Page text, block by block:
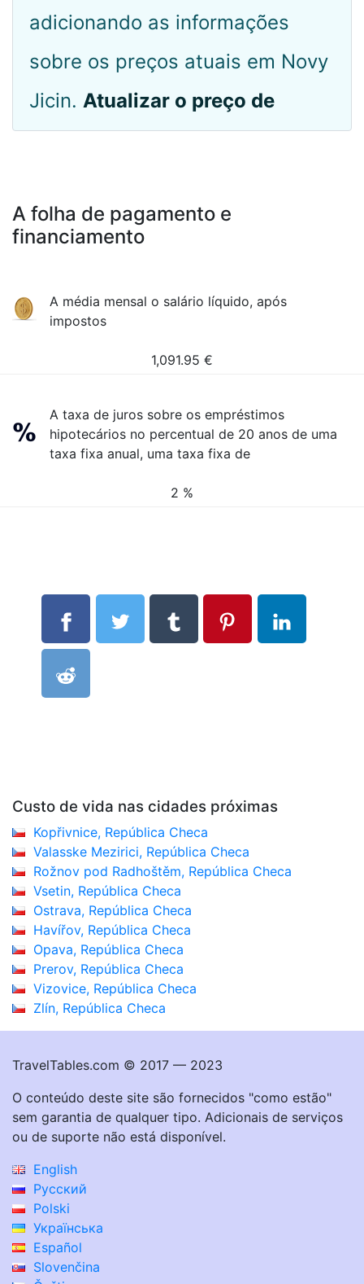
adicionando as informações
sobre os preços atuais em Novy
Jicin. Atualizar o preço de
A folha de pagamento e
financiamento
A média mensal o salário líquido, após
impostos
1,091.95 €
A taxa de juros sobre os empréstimos
hipotecários no percentual de 20 anos de uma
taxa fixa anual, uma taxa fixa de
2 %
Custo de vida nas cidades próximas
Kopřivnice, República Checa
Valasske Mezirici, República Checa
Rožnov pod Radhoštěm, República Checa
Vsetin, República Checa
Ostrava, República Checa
Havířov, República Checa
Opava, República Checa
Prerov, República Checa
Vizovice, República Checa
Zlín, República Checa
TravelTables.com © 2017 — 2023
O conteúdo deste site são fornecidos "como estão"
sem garantia de qualquer tipo. Adicionais de serviços
ou de suporte não está disponível.
English
Русский
Polski
Українська
Español
Slovenčina